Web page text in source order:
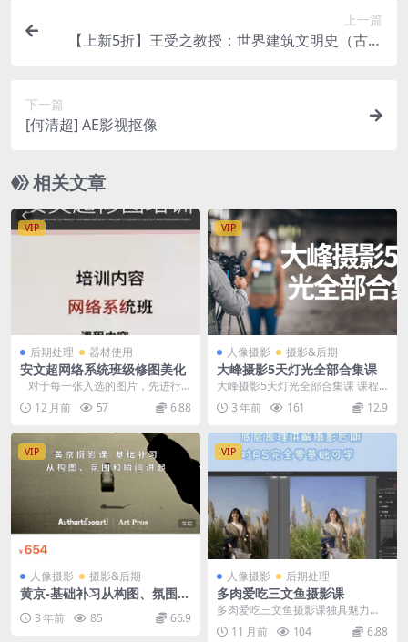
上一篇
【上新5折】王受之教授：世界建筑文明史（古典
下一篇
[何清超] AE影视抠像
相关文章
VIP
后期处理 器材使用
安文超网络系统班级修图美化
对于每一张入选的图片，先进行
基础的修图调整。在亮度和对比度
方面，根据图片的...
12 月前 57 6.88
VIP
人像摄影 摄影&后期
大峰摄影5天灯光全部合集课
大峰摄影5天灯光全部合集课 课程
介绍 太棒了摄影摄影摄影全部课是
的摄影情侣提供五...
3 年前 161 12.9
VIP
人像摄影 摄影&后期
黄京-基础补习从构图、氛围和
3 年前 85 66.9
VIP
人像摄影 后期处理
多肉爱吃三文鱼摄影课
多肉爱吃三文鱼摄影课独具魅力，
它以创新视角融合了多种摄影风
格，为学员带来前所未有...
11 月前 104 6.88